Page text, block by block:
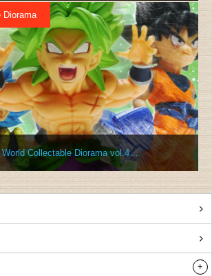
Diorama
World Collectable Diorama vol.4…